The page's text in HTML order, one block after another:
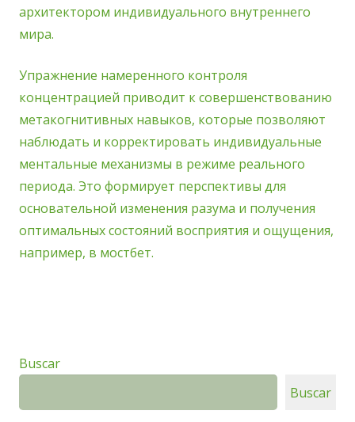
архитектором индивидуального внутреннего
мира.
Упражнение намеренного контроля
концентрацией приводит к совершенствованию
метакогнитивных навыков, которые позволяют
наблюдать и корректировать индивидуальные
ментальные механизмы в режиме реального
периода. Это формирует перспективы для
основательной изменения разума и получения
оптимальных состояний восприятия и ощущения,
например, в мостбет.
Buscar
Buscar